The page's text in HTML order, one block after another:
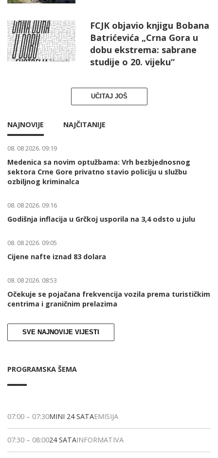
FCJK objavio knjigu Bobana
Batrićevića „Crna Gora u
dobu ekstrema: sabrane
studije o 20. vijeku“
UČITAJ JOŠ
NAJNOVIJE NAJČITANIJE
08. 08 2026. 09:19
Medenica sa novim optužbama: Vrh bezbjednosnog
sektora Crne Gore privatno stavio policiju u službu
ozbiljnog kriminalca
08. 08 2026. 09:16
Godišnja inflacija u Grčkoj usporila na 3,4 odsto u julu
08. 08 2026. 09:05
Cijene nafte iznad 83 dolara
08. 08 2026. 08:53
Očekuje se pojačana frekvencija vozila prema turističkim
centrima i graničnim prelazima
SVE NAJNOVIJE VIJESTI
PROGRAMSKA ŠEMA
07:00 – 07:30MINI 24 SATAEMISIJA
07:30 – 08:0024 SATAINFORMATIVA